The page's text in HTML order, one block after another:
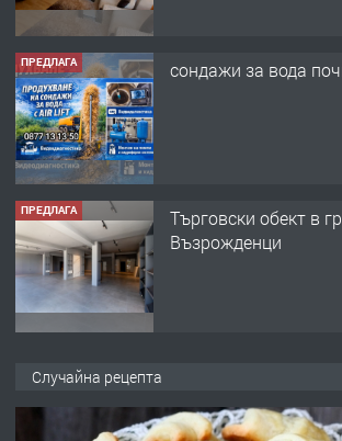
ПРЕДЛАГА сондажи за вода
ПРЕДЛАГА
Tърговски обект в
Възрожденци
Случайна рецепта